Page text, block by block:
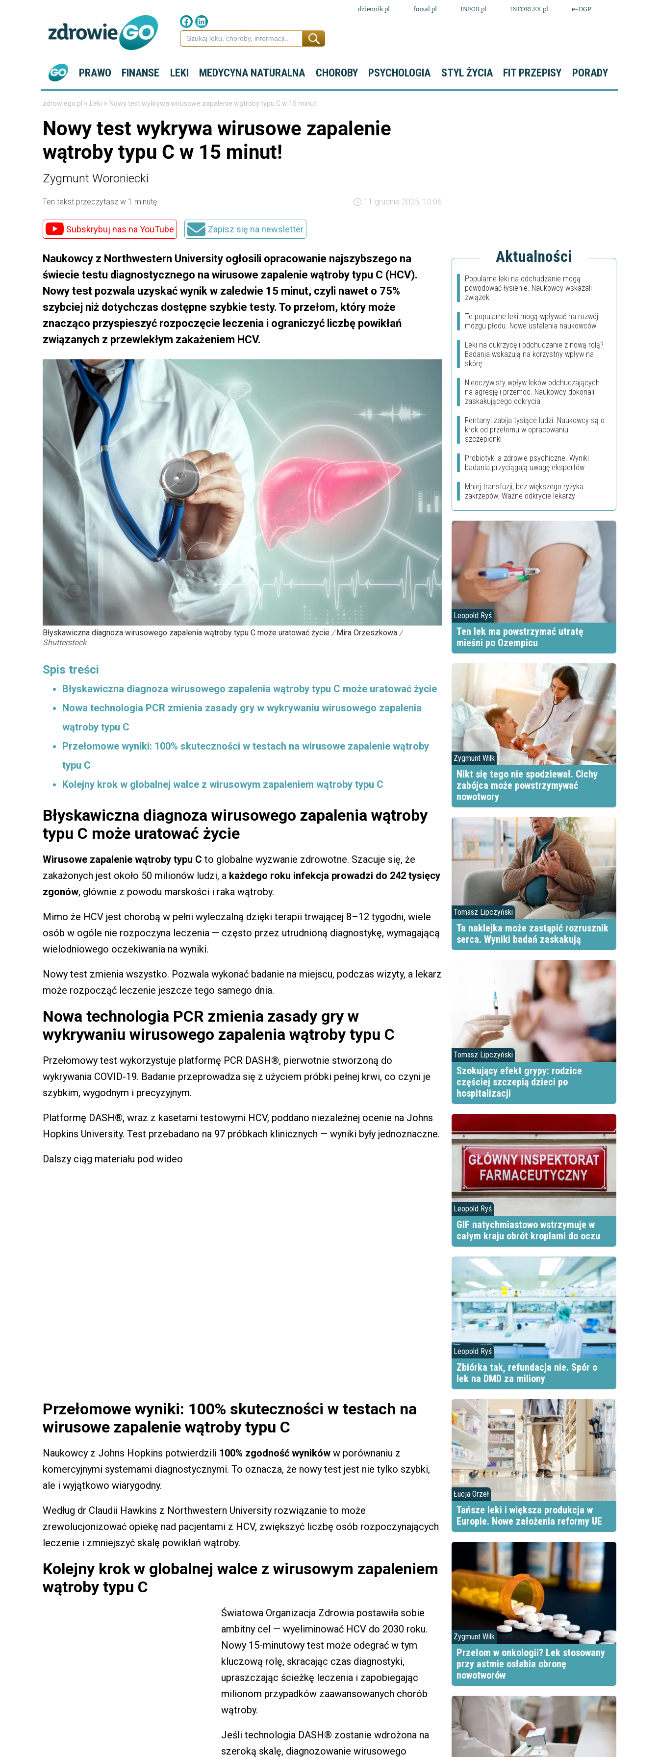
dziennik.pl forsal.pl INFOR.pl INFORLEX.pl e-DGP
PRAWO FINANSE LEKI MEDYCYNA NATURALNA CHOROBY PSYCHOLOGIA STYL ŻYCIA FIT PRZEPISY PORADY
zdrowiego.pl » Leki » Nowy test wykrywa wirusowe zapalenie wątroby typu C w 15 minut!
Nowy test wykrywa wirusowe zapalenie
wątroby typu C w 15 minut!
Zygmunt Woroniecki
Ten tekst przeczytasz w 1 minutę 11 grudnia 2025, 10:06
Subskrybuj nas na YouTube Zapisz się na newsletter
Naukowcy z Northwestern University ogłosili opracowanie najszybszego na
świecie testu diagnostycznego na wirusowe zapalenie wątroby typu C (HCV).
Nowy test pozwala uzyskać wynik w zaledwie 15 minut, czyli nawet o 75%
szybciej niż dotychczas dostępne szybkie testy. To przełom, który może
znacząco przyspieszyć rozpoczęcie leczenia i ograniczyć liczbę powikłań
związanych z przewlekłym zakażeniem HCV.
Błyskawiczna diagnoza wirusowego zapalenia wątroby typu C może uratować życie / Mira Orzeszkowa /
Shutterstock
Spis treści
Błyskawiczna diagnoza wirusowego zapalenia wątroby typu C może uratować życie
Nowa technologia PCR zmienia zasady gry w wykrywaniu wirusowego zapalenia
wątroby typu C
Przełomowe wyniki: 100% skuteczności w testach na wirusowe zapalenie wątroby
typu C
Kolejny krok w globalnej walce z wirusowym zapaleniem wątroby typu C
Błyskawiczna diagnoza wirusowego zapalenia wątroby
typu C może uratować życie
Wirusowe zapalenie wątroby typu C to globalne wyzwanie zdrowotne. Szacuje się, że
zakażonych jest około 50 milionów ludzi, a każdego roku infekcja prowadzi do 242 tysięcy
zgonów, głównie z powodu marskości i raka wątroby.
Mimo że HCV jest chorobą w pełni wyleczalną dzięki terapii trwającej 8–12 tygodni, wiele
osób w ogóle nie rozpoczyna leczenia — często przez utrudnioną diagnostykę, wymagającą
wielodniowego oczekiwania na wyniki.
Nowy test zmienia wszystko. Pozwala wykonać badanie na miejscu, podczas wizyty, a lekarz
może rozpocząć leczenie jeszcze tego samego dnia.
Nowa technologia PCR zmienia zasady gry w
wykrywaniu wirusowego zapalenia wątroby typu C
Przełomowy test wykorzystuje platformę PCR DASH®, pierwotnie stworzoną do
wykrywania COVID-19. Badanie przeprowadza się z użyciem próbki pełnej krwi, co czyni je
szybkim, wygodnym i precyzyjnym.
Platformę DASH®, wraz z kasetami testowymi HCV, poddano niezależnej ocenie na Johns
Hopkins University. Test przebadano na 97 próbkach klinicznych — wyniki były jednoznaczne.
Dalszy ciąg materiału pod wideo
Przełomowe wyniki: 100% skuteczności w testach na
wirusowe zapalenie wątroby typu C
Naukowcy z Johns Hopkins potwierdzili 100% zgodność wyników w porównaniu z
komercyjnymi systemami diagnostycznymi. To oznacza, że nowy test jest nie tylko szybki,
ale i wyjątkowo wiarygodny.
Według dr Claudii Hawkins z Northwestern University rozwiązanie to może
zrewolucjonizować opiekę nad pacjentami z HCV, zwiększyć liczbę osób rozpoczynających
leczenie i zmniejszyć skalę powikłań wątroby.
Kolejny krok w globalnej walce z wirusowym zapaleniem
wątroby typu C
Światowa Organizacja Zdrowia postawiła sobie
ambitny cel — wyeliminować HCV do 2030 roku.
Nowy 15-minutowy test może odegrać w tym
kluczową rolę, skracając czas diagnostyki,
upraszczając ścieżkę leczenia i zapobiegając
milionom przypadków zaawansowanych chorób
wątroby.
Jeśli technologia DASH® zostanie wdrożona na
szeroką skalę, diagnozowanie wirusowego
Aktualności
Popularne leki na odchudzanie mogą
powodować łysienie. Naukowcy wskazali
związek
Te popularne leki mogą wpływać na rozwój
mózgu płodu. Nowe ustalenia naukowców
Leki na cukrzycę i odchudzanie z nową rolą?
Badania wskazują na korzystny wpływ na
skórę
Nieoczywisty wpływ leków odchudzających
na agresję i przemoc. Naukowcy dokonali
zaskakującego odkrycia
Fentanyl zabija tysiące ludzi. Naukowcy są o
krok od przełomu w opracowaniu
szczepionki
Probiotyki a zdrowie psychiczne. Wyniki
badania przyciągają uwagę ekspertów
Mniej transfuzji, bez większego ryzyka
zakrzepów. Ważne odkrycie lekarzy
Leopold Ryś
Ten lek ma powstrzymać utratę
mieśni po Ozempicu
Zygmunt Wilk
Nikt się tego nie spodziewał. Cichy
zabójca może powstrzymywać
nowotwory
Tomasz Lipczyński
Ta naklejka może zastąpić rozrusznik
serca. Wyniki badań zaskakują
Tomasz Lipczyński
Szokujący efekt grypy: rodzice
częściej szczepią dzieci po
hospitalizacji
Leopold Ryś
GIF natychmiastowo wstrzymuje w
całym kraju obrót kroplami do oczu
Leopold Ryś
Zbiórka tak, refundacja nie. Spór o
lek na DMD za miliony
Łucja Orzeł
Tańsze leki i większa produkcja w
Europie. Nowe założenia reformy UE
Zygmunt Wilk
Przełom w onkologii? Lek stosowany
przy astmie osłabia obronę
nowotworów